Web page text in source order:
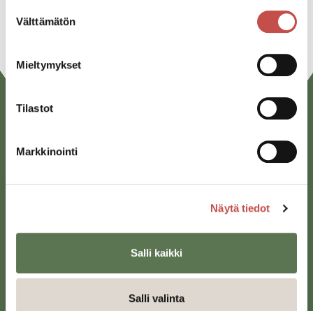
valinta
Välttämätön
Mieltymykset
Tilastot
Markkinointi
Näytä tiedot
Salli kaikki
Salli valinta
Sivulantie 11, PL 13
kirjaamo@saarijarvi.fi